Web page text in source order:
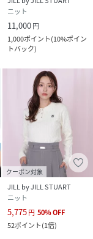
ニット
11,000円
1,000ポイント(10%ポイン
トバック)
クーポン対象
JILL by JILL STUART
ニット
5,775円 50%OFF
52ポイント(1倍)